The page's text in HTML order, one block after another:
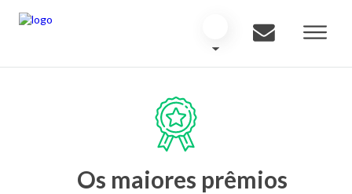
Os maiores prêmios